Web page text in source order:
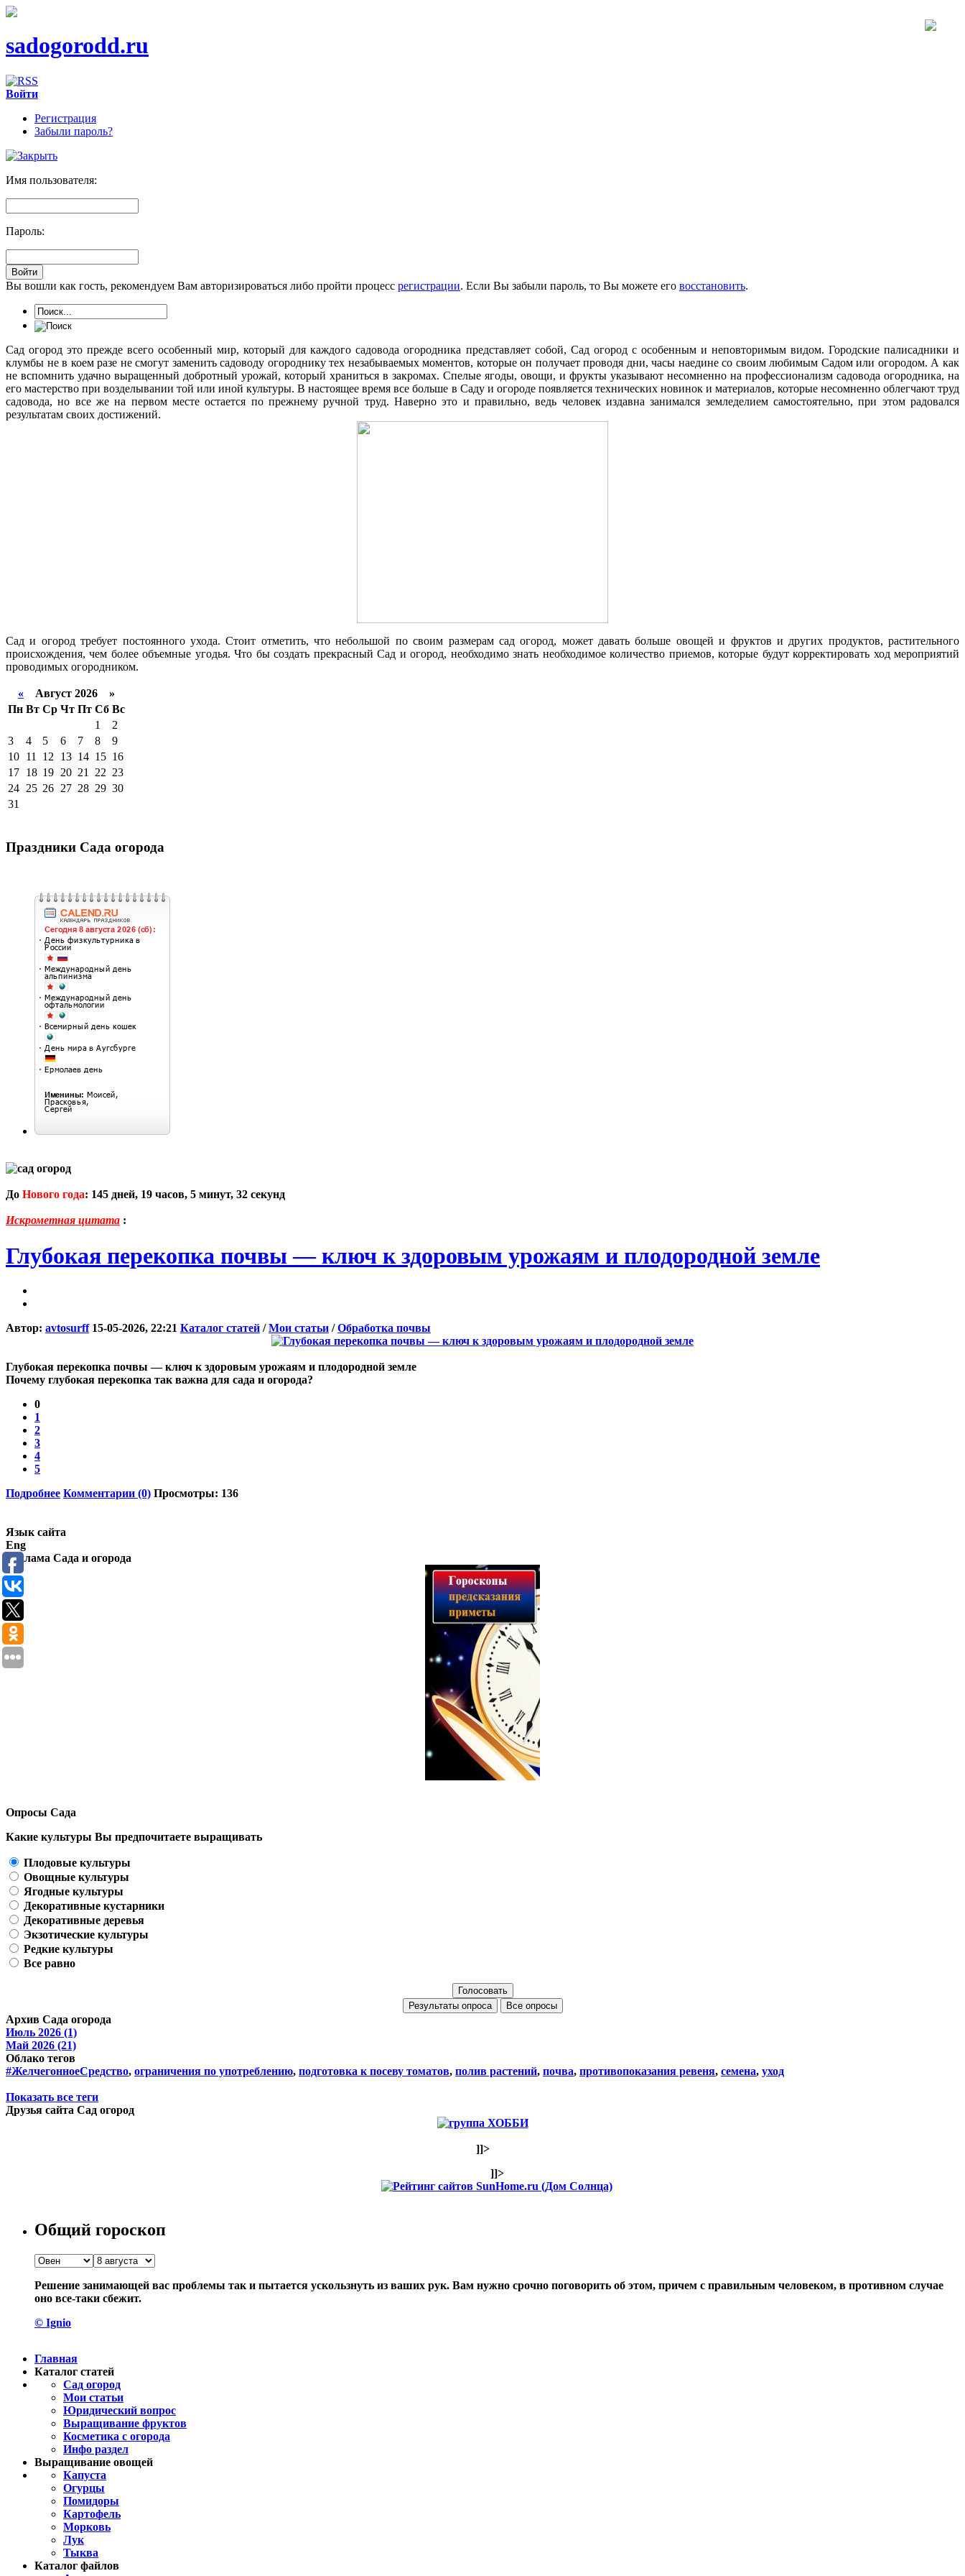
sadogorodd.ru
Войти
Регистрация
Забыли пароль?
Имя пользователя:
Пароль:
Вы вошли как гость, рекомендуем Вам авторизироваться либо пройти процесс регистрации. Если Вы забыли пароль, то Вы можете его восстановить.
Сад огород это прежде всего особенный мир, который для каждого садовода огородника представляет собой, Cад огород с особенным и неповторимым видом. Городские палисадники и
клумбы не в коем разе не смогут заменить садоводу огороднику тех незабываемых моментов, которые он получает проводя дни, часы наедине со своим любимым Cадом или огородом. А как
не вспомнить удачно выращенный добротный урожай, который храниться в закромах. Спелые ягоды, овощи, и фрукты указывают несомненно на профессионализм садовода огородника, на
его мастерство при возделывании той или иной культуры. В настоящее время все больше в Cаду и огороде появляется технических новинок и материалов, которые несомненно облегчают труд
садовода, но все же на первом месте остается по прежнему ручной труд. Наверно это и правильно, ведь человек издавна занимался земледелием самостоятельно, при этом радовался
результатам своих достижений.
Сад и огород требует постоянного ухода. Стоит отметить, что небольшой по своим размерам сад огород, может давать больше овощей и фруктов и других продуктов, растительного
происхождения, чем более объемные угодья. Что бы создать прекрасный Сад и огород, необходимо знать необходимое количество приемов, которые будут корректировать ход мероприятий
проводимых огородником.
« Август 2026 »
Пн Вт Ср Чт Пт Сб Вс
1
2
3
4 5 6 7 8
9
10 11 12 13 14 15 16
17 18 19 20 21 22 23
24 25 26 27 28 29 30
31
Праздники Сада огорода
До Нового года: 145 дней, 19 часов, 5 минут, 31 секунд
Искрометная цитата :
Глубокая перекопка почвы — ключ к здоровым урожаям и плодородной земле
Автор: avtosurff 15-05-2026, 22:21 Каталог статей /Мои статьи /Обработка почвы
Глубокая перекопка почвы — ключ к здоровым урожаям и плодородной земле
Почему глубокая перекопка так важна для сада и огорода?
0
1
2
3
4
5
Подробнее Комментарии (0) Просмотры: 136
Язык сайта
Eng
Реклама Сада и огорода
Опросы Сада
Какие культуры Вы предпочитаете выращивать
Плодовые культуры
Овощные культуры
Ягодные культуры
Декоративные кустарники
Декоративные деревья
Экзотические культуры
Редкие культуры
Все равно
Все опросы
Архив Сада огорода
Июль 2026 (1)
Май 2026 (21)
Облако тегов
#ЖелчегонноеСредство, ограничения по употреблению, подготовка к посеву томатов, полив растений, почва, противопоказания ревеня, семена, уход
Показать все теги
Друзья сайта Сад огород
]]>
]]>
Общий гороскоп
Решение занимающей вас проблемы так и пытается ускользнуть из ваших рук. Вам нужно срочно поговорить об этом, причем с правильным человеком, в противном случае
оно все-таки сбежит.
© Ignio
Главная
Каталог статей
Сад огород
Мои статьи
Юридический вопрос
Выращивание фруктов
Косметика с огорода
Инфо раздел
Выращивание овощей
Капуста
Огурцы
Помидоры
Картофель
Морковь
Лук
Тыква
Каталог файлов